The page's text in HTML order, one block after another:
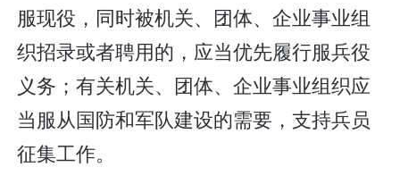
服现役，同时被机关、团体、企业事业组
织招录或者聘用的，应当优先履行服兵役
义务；有关机关、团体、企业事业组织应
当服从国防和军队建设的需要，支持兵员
征集工作。